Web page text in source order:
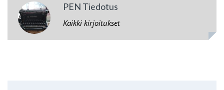
PEN Tiedotus
Kaikki kirjoitukset